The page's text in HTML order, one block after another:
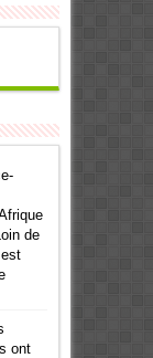
de
ont